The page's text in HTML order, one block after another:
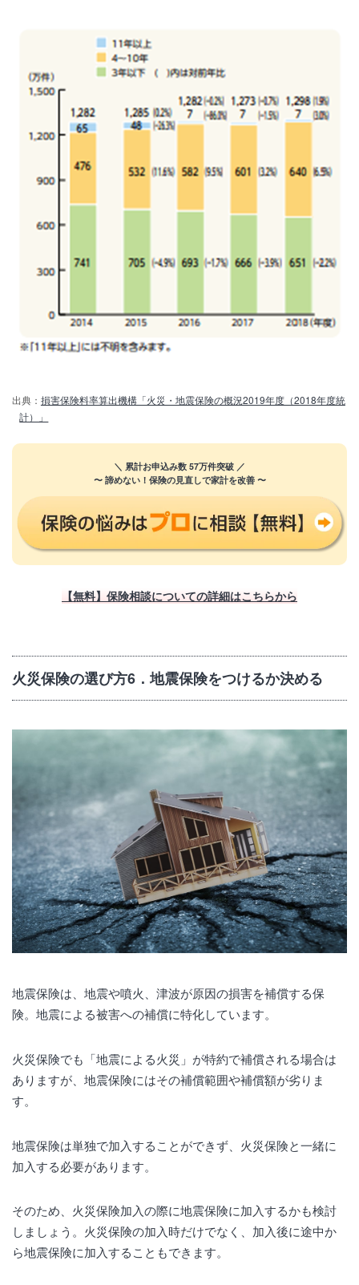
出典： 損害保険料率算出機構「火災・地震保険の概況2019年度（2018年度統
計）」
＼ 累計お申込み数 57万件突破 ／
〜 諦めない！保険の見直しで家計を改善 〜
【無料】保険相談についての詳細はこちらから
火災保険の選び方6．地震保険をつけるか決める
地震保険は、地震や噴火、津波が原因の損害を補償する保
険。地震による被害への補償に特化しています。
火災保険でも「地震による火災」が特約で補償される場合は
ありますが、地震保険にはその補償範囲や補償額が劣りま
す。
地震保険は単独で加入することができず、火災保険と一緒に
加入する必要があります。
そのため、火災保険加入の際に地震保険に加入するかも検討
しましょう。火災保険の加入時だけでなく、加入後に途中か
ら地震保険に加入することもできます。